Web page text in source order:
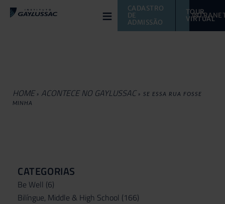
≡
CADASTRO
DE
ADMISSÃO
TOUR
VIRTUAL
HOME » ACONTECE NO GAYLUSSAC » SE ESSA RUA FOSSE
MINHA
CATEGORIAS
Be Well (6)
Bilíngue, Middle & High School (166)